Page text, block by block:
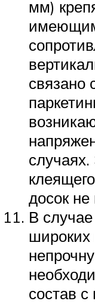
мм)
связано
досок не
В
состав